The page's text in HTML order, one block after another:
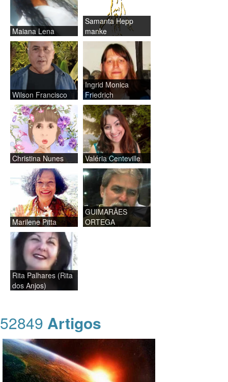
Maiana Lena
Samanta Hepp
manke
Wilson Francisco
Ingrid Monica
Friedrich
Christina Nunes Valéria Centeville
Marilene Pitta
GUIMARÃES
ORTEGA
Rita Palhares (Rita
dos Anjos)
52849 Artigos